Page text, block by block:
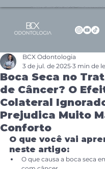
Dentista no Brooklin | São Paulo | SP Atendimento
Boca Seca no
de Câncer? O
Colateral
Prejudica Muito
Conforto
BCX Odontologia
3 de jul. de 2025 3 min de
O que você vai
neste artigo:
O que causa a boca seca